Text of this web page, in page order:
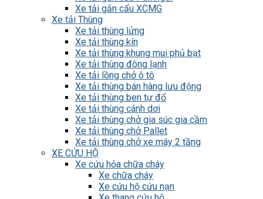
Xe tải gắn cẩu XCMG
Xe tải Thùng
Xe tải thùng lửng
Xe tải thùng kín
Xe tải thùng khung mui phủ bạt
Xe tải thùng đông lạnh
Xe tải lồng chở ô tô
Xe tải thùng bán hàng lưu động
Xe tải thùng ben tự đổ
Xe tải thùng cánh dơi
Xe tải thùng chở gia súc gia cầm
Xe tải thùng chở Pallet
Xe tải thùng chở xe máy 2 tầng
XE CỨU HỘ
Xe cứu hỏa chữa cháy
Xe chữa cháy
Xe cứu hộ cứu nạn